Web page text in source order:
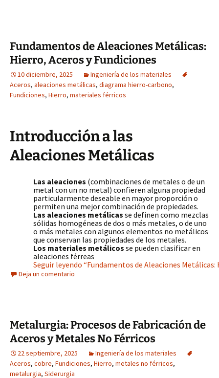
Fundamentos de Aleaciones Metálicas:
Hierro, Aceros y Fundiciones
10 diciembre, 2025
Ingeniería de los materiales
Aceros, aleaciones metálicas, diagrama hierro-carbono,
Fundiciones, Hierro, materiales férricos
Introducción a las
Aleaciones Metálicas
Las aleaciones (combinaciones de metales o de un
metal con un no metal) confieren alguna propiedad
particularmente deseable en mayor proporción o
permiten una mejor combinación de propiedades.
Las aleaciones metálicas se definen como mezclas
sólidas homogéneas de dos o más metales, o de uno
o más metales con algunos elementos no metálicos
que conservan las propiedades de los metales.
Los materiales metálicos se pueden clasificar en
aleaciones férreas
Seguir leyendo “Fundamentos de Aleaciones Metálicas:
Deja un comentario
Metalurgia: Procesos de Fabricación de
Aceros y Metales No Férricos
22 septiembre, 2025
Ingeniería de los materiales
Aceros, cobre, Fundiciones, Hierro, metales no férricos,
metalurgia, Siderurgia